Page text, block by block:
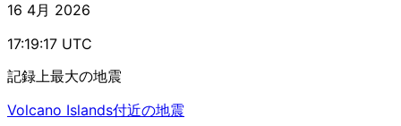
16 4月 2026
17:19:17 UTC
記録上最大の地震
Volcano Islands付近の地震